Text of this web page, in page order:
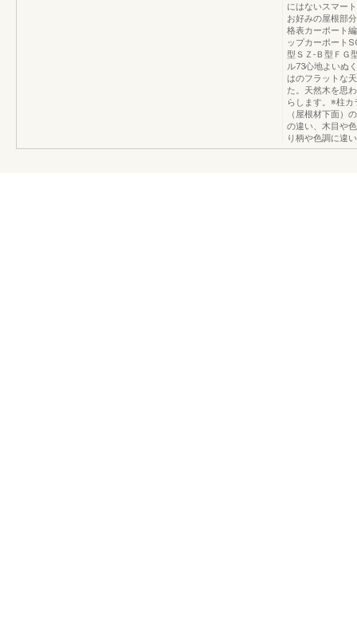
にはないスマー
お好みの屋根部
格表カーポート
ップカーポート
型ＳＺ-Ｂ型ＦＧ
ル73心地よいぬ
はのフラットな
た。天然木を思
らします。※柱
（屋根材下面）
の違い、木目や
り柄や色調に違